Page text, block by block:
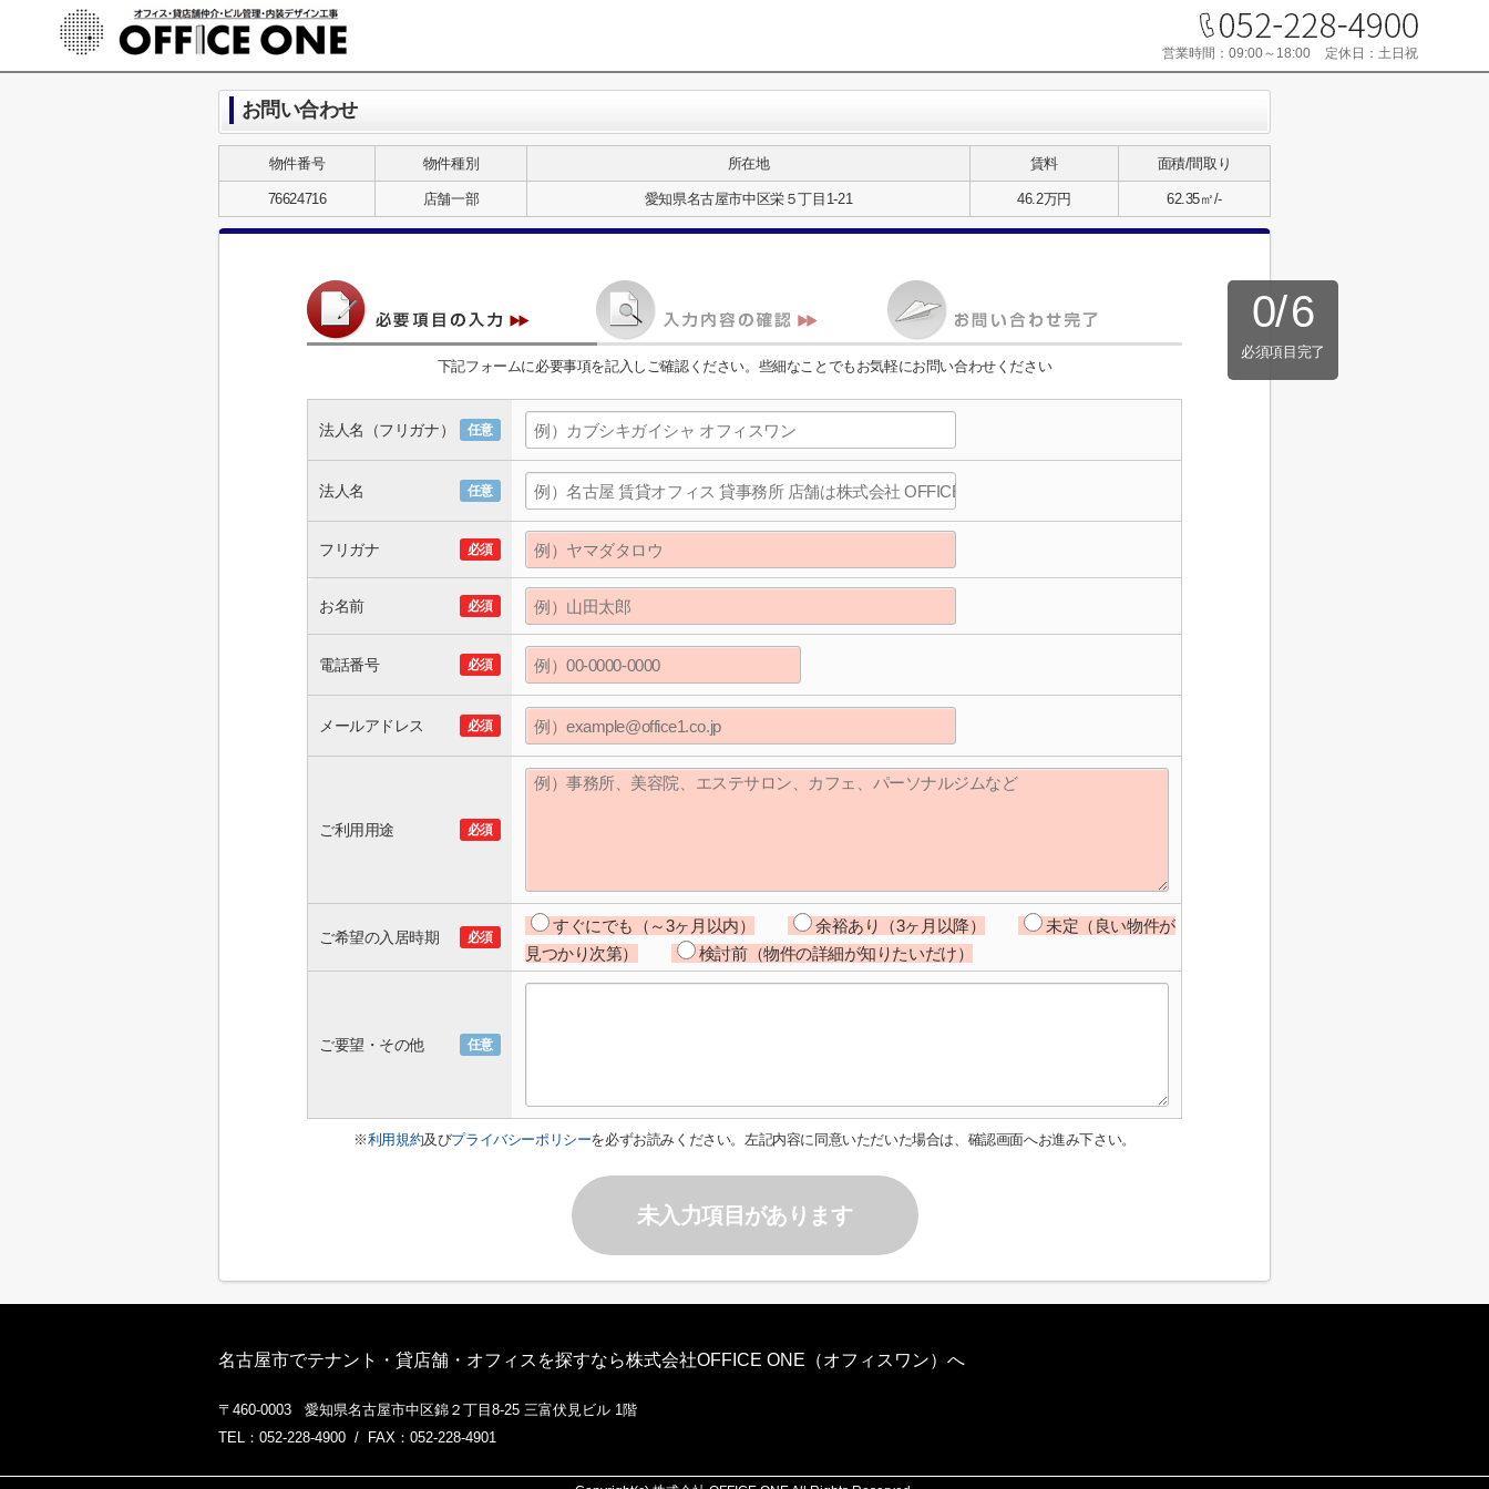
営業時間： 09:00～18:00 定休日： 土日祝
お問い合わせ
物件番号 物件種別 所在地 賃料 面積/間取り
76624716 店舗一部 愛知県名古屋市中区栄５丁目1-21 46.2万円 62.35㎡/-
0/6
必須項目完了
下記フォームに必要事項を記入しご確認ください。些細なことでもお気軽にお問い合わせください
法人名（フリガナ） 任意
法人名 任意
フリガナ 必須
お名前 必須
電話番号 必須
メールアドレス 必須
ご利用用途 必須
ご希望の入居時期 必須
すぐにでも（～3ヶ月以内） 余裕あり（3ヶ月以降）
未定（良い物件が
見つかり次第）
検討前（物件の詳細が知りたいだけ）
ご要望・その他 任意
※利用規約及びプライバシーポリシーを必ずお読みください。左記内容に同意いただいた場合は、確認画面へお進み下さい。
未入力項目があります
名古屋市でテナント・貸店舗・オフィスを探すなら株式会社OFFICE ONE（オフィスワン）へ
〒460-0003 愛知県名古屋市中区錦２丁目8-25 三富伏見ビル 1階
TEL：052-228-4900 / FAX：052-228-4901